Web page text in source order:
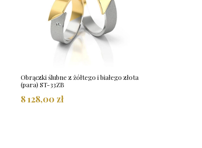
Obrączki ślubne z żółtego i białego złota
(para) ST-33ZB
8 128,00 zł